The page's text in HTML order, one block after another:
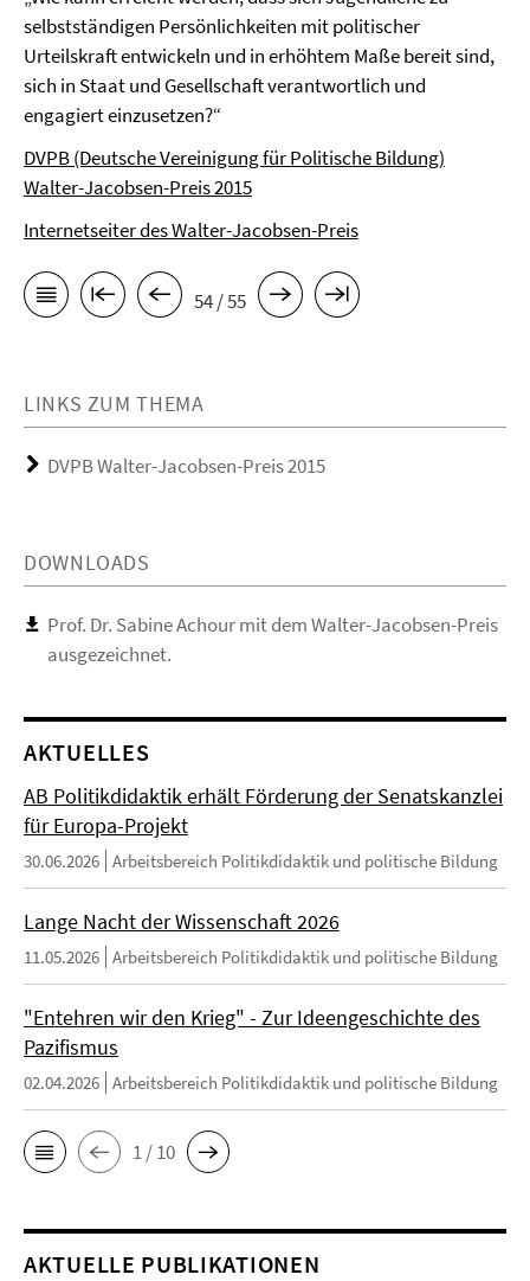
selbstständigen Persönlichkeiten mit politischer
Urteilskraft entwickeln und in erhöhtem Maße bereit sind,
sich in Staat und Gesellschaft verantwortlich und
engagiert einzusetzen?“
DVPB (Deutsche Vereinigung für Politische Bildung)
Walter-Jacobsen-Preis 2015
Internetseiter des Walter-Jacobsen-Preis
54 / 55
LINKS ZUM THEMA
DVPB Walter-Jacobsen-Preis 2015
DOWNLOADS
Prof. Dr. Sabine Achour mit dem Walter-Jacobsen-Preis
ausgezeichnet.
AKTUELLES
AB Politikdidaktik erhält Förderung der Senatskanzlei
für Europa-Projekt
30.06.2026 Arbeitsbereich Politikdidaktik und politische Bildung
Lange Nacht der Wissenschaft 2026
11.05.2026 Arbeitsbereich Politikdidaktik und politische Bildung
"Entehren wir den Krieg" - Zur Ideengeschichte des
Pazifismus
02.04.2026 Arbeitsbereich Politikdidaktik und politische Bildung
1 / 10
AKTUELLE PUBLIKATIONEN